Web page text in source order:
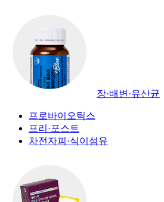
장·배변·유산균
프로바이오틱스
프리·포스트
차전자피·식이섬유